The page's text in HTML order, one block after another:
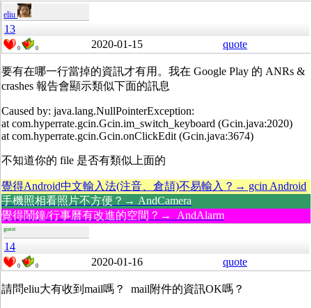
eliu
13
0 0 2020-01-15 quote
要有在哪一行當掉的資訊才有用。我在 Google Play 的 ANRs &
crashes 報告會顯示類似下面的訊息
Caused by: java.lang.NullPointerException:
at com.hyperrate.gcin.Gcin.im_switch_keyboard (Gcin.java:2020)
at com.hyperrate.gcin.Gcin.onClickEdit (Gcin.java:3674)
不知道你的 file 是否有類似上面的
覺得Android中文輸入法(注音、倉頡)不易輸入？→ gcin Android
手機照相看照片不方便？→ AndCamera
覺得鬧鐘/行事曆有改進的空間？→ AndAlarm
guest
14
0 0 2020-01-16 quote
請問eliu大有收到mail嗎？ mail附件的資訊OK嗎？